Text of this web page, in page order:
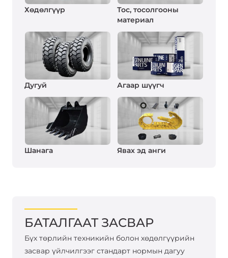
Хөдөлгүүр
Тос, тосолгооны
материал
Дугуй Агаар шүүгч
Шанага Явах эд анги
БАТАЛГААТ ЗАСВАР
Бүх төрлийн техникийн болон хөдөлгүүрийн
засвар үйлчилгээг стандарт нормын дагуу